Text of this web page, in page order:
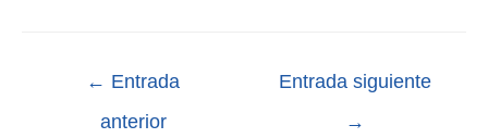
← Entrada
anterior
Entrada siguiente
→